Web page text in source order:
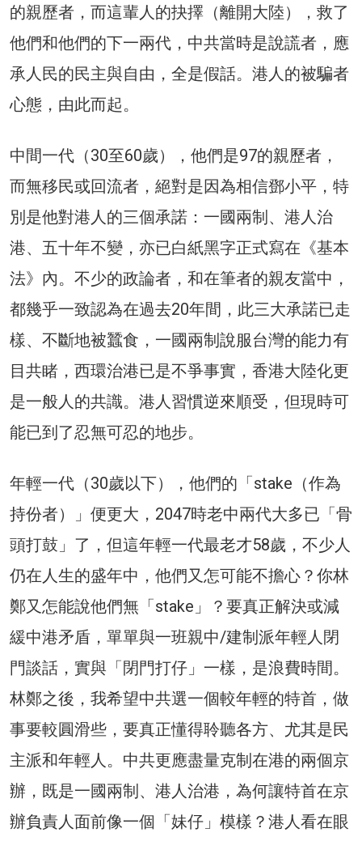
的親歷者，而這輩人的抉擇（離開大陸），救了
他們和他們的下一兩代，中共當時是說謊者，應
承人民的民主與自由，全是假話。港人的被騙者
心態，由此而起。
中間一代（30至60歲），他們是97的親歷者，
而無移民或回流者，絕對是因為相信鄧小平，特
別是他對港人的三個承諾：一國兩制、港人治
港、五十年不變，亦已白紙黑字正式寫在《基本
法》內。不少的政論者，和在筆者的親友當中，
都幾乎一致認為在過去20年間，此三大承諾已走
樣、不斷地被蠶食，一國兩制說服台灣的能力有
目共睹，西環治港已是不爭事實，香港大陸化更
是一般人的共識。港人習慣逆來順受，但現時可
能已到了忍無可忍的地步。
年輕一代（30歲以下），他們的「stake（作為
持份者）」便更大，2047時老中兩代大多已「骨
頭打鼓」了，但這年輕一代最老才58歲，不少人
仍在人生的盛年中，他們又怎可能不擔心？你林
鄭又怎能說他們無「stake」？要真正解決或減
緩中港矛盾，單單與一班親中/建制派年輕人閉
門談話，實與「閉門打仔」一樣，是浪費時間。
林鄭之後，我希望中共選一個較年輕的特首，做
事要較圓滑些，要真正懂得聆聽各方、尤其是民
主派和年輕人。中共更應盡量克制在港的兩個京
辦，既是一國兩制、港人治港，為何讓特首在京
辦負責人面前像一個「妹仔」模樣？港人看在眼